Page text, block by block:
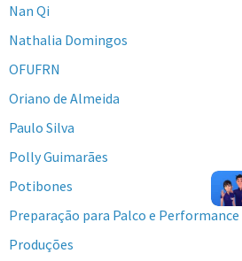
Nan Qi
Nathalia Domingos
OFUFRN
Oriano de Almeida
Paulo Silva
Polly Guimarães
Potibones
Preparação para Palco e Performance
Produções